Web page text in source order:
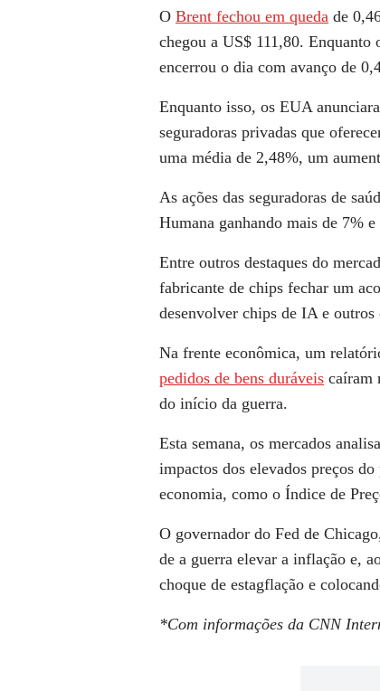
O Brent fechou em queda de
chegou a US$ 111,80.
encerrou o dia com avanço de
Enquanto isso, os EUA
seguradoras privadas que
uma média de 2,48%, um
As ações das seguradoras de
Humana ganhando mais de 7%
Entre outros destaques do
fabricante de chips fechar um
desenvolver chips de IA e outros
Na frente econômica, um
pedidos de bens duráveis ​​caíram
do início da guerra.
Esta semana, os mercados
impactos dos elevados preços
economia, como o Índice de
O governador do Fed de
de a guerra elevar a inflação e,
choque de estagflação e
*Com informações da CNN